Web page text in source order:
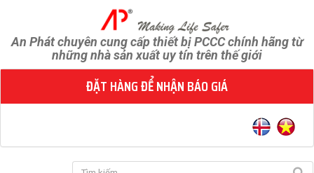
An Phát chuyên cung cấp thiết bị PCCC chính hãng từ
những nhà sản xuất uy tín trên thế giới
ĐẶT HÀNG ĐỂ NHẬN BÁO GIÁ